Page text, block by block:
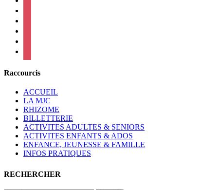
Raccourcis
ACCUEIL
LA MJC
RHIZOME
BILLETTERIE
ACTIVITES ADULTES & SENIORS
ACTIVITES ENFANTS & ADOS
ENFANCE, JEUNESSE & FAMILLE
INFOS PRATIQUES
RECHERCHER